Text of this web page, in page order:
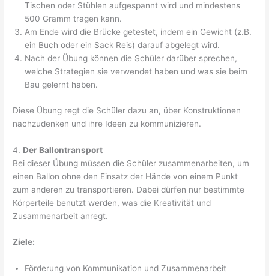
Tischen oder Stühlen aufgespannt wird und mindestens
500 Gramm tragen kann.
Am Ende wird die Brücke getestet, indem ein Gewicht (z.B.
ein Buch oder ein Sack Reis) darauf abgelegt wird.
Nach der Übung können die Schüler darüber sprechen,
welche Strategien sie verwendet haben und was sie beim
Bau gelernt haben.
Diese Übung regt die Schüler dazu an, über Konstruktionen
nachzudenken und ihre Ideen zu kommunizieren.
4. Der Ballontransport
Bei dieser Übung müssen die Schüler zusammenarbeiten, um
einen Ballon ohne den Einsatz der Hände von einem Punkt
zum anderen zu transportieren. Dabei dürfen nur bestimmte
Körperteile benutzt werden, was die Kreativität und
Zusammenarbeit anregt.
Ziele:
Förderung von Kommunikation und Zusammenarbeit